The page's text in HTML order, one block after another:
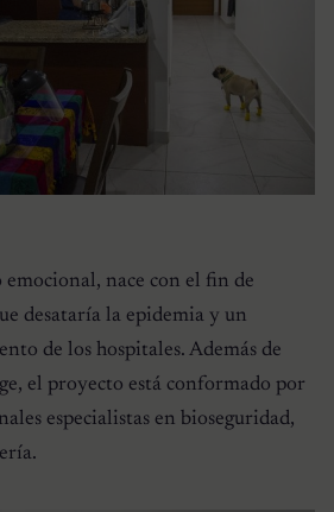
nace con el fin de
desataría la epidemia y un
de los hospitales. Además de
el proyecto está conformado por
especialistas en bioseguridad,